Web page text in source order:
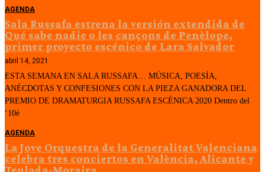
AGENDA
Sala Russafa estrena la versión extendida de
Qué sabe nadie o les cançons de Penèlope,
primer proyecto escénico de Lara Salvador
abril 14, 2021
ESTA SEMANA EN SALA RUSSAFA… MÚSICA, POESÍA,
ANÉCDOTAS Y CONFESIONES CON LA PIEZA GANADORA DEL
PREMIO DE DRAMATURGIA RUSSAFA ESCÉNICA 2020 Dentro del
‘10é
AGENDA
La Jove Orquestra de la Generalitat Valenciana
celebra tres conciertos en València, Alicante y